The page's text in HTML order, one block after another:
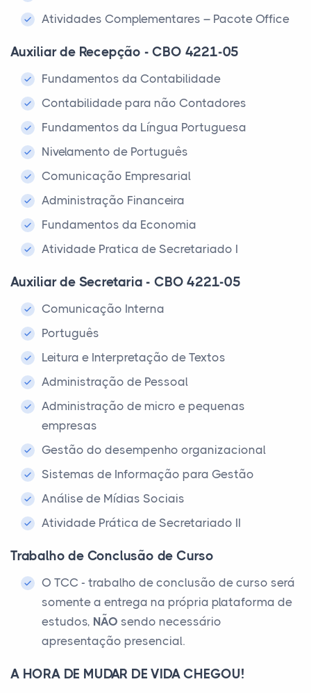
Atividades Complementares – Pacote Office
Auxiliar de Recepção - CBO 4221-05
Fundamentos da Contabilidade
Contabilidade para não Contadores
Fundamentos da Língua Portuguesa
Nivelamento de Português
Comunicação Empresarial
Administração Financeira
Fundamentos da Economia
Atividade Pratica de Secretariado I
Auxiliar de Secretaria - CBO 4221-05
Comunicação Interna
Português
Leitura e Interpretação de Textos
Administração de Pessoal
Administração de micro e pequenas
empresas
Gestão do desempenho organizacional
Sistemas de Informação para Gestão
Análise de Mídias Sociais
Atividade Prática de Secretariado II
Trabalho de Conclusão de Curso
O TCC - trabalho de conclusão de curso será
somente a entrega na própria plataforma de
estudos, NÃO sendo necessário
apresentação presencial.
A HORA DE MUDAR DE VIDA CHEGOU!